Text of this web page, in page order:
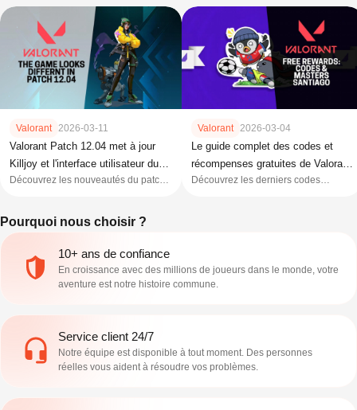
Valorant 2026-03-11
Valorant Patch 12.04 met à jour
Killjoy et l'interface utilisateur du
jeu
Découvrez les nouveautés du patch
de Killjoy et la refonte de l'interface
utilisateur.
Valorant 2026-03-04
Le guide complet des codes et
récompenses gratuites de Valorant
(mars 2026)
Découvrez les derniers codes
Pourquoi nous choisir ?
10+ ans de confiance
En croissance avec des millions de joueurs dans le monde, votre
aventure est notre histoire commune.
Service client 24/7
Notre équipe est disponible à tout moment. Des personnes
réelles vous aident à résoudre vos problèmes.